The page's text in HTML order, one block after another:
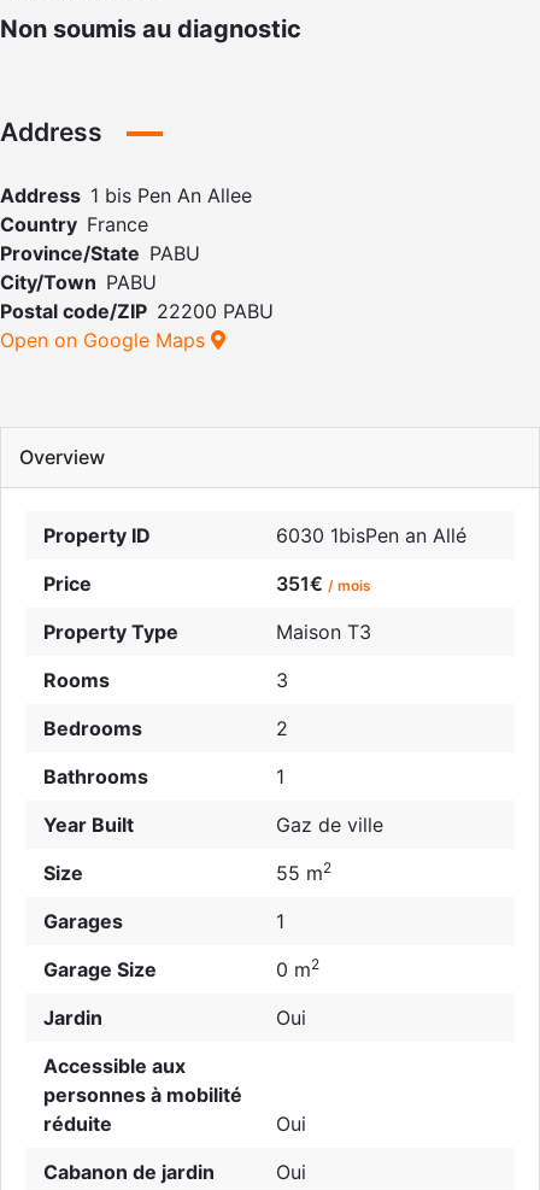
Non soumis au diagnostic
Address
Address 1 bis Pen An Allee
Country France
Province/State PABU
City/Town PABU
Postal code/ZIP 22200 PABU
Open on Google Maps
Overview
Property ID
6030 1bisPen an Allé
Price
351€ / mois
Property Type
Maison T3
Rooms
3
Bedrooms
2
Bathrooms
1
Year Built
Gaz de ville
Size
55 m2
Garages
1
Garage Size
0 m2
Jardin
Oui
Accessible aux
personnes à mobilité
réduite
Oui
Cabanon de jardin
Oui